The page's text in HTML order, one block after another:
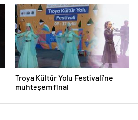
Troya Kültür Yolu Festivali’ne
muhteşem final